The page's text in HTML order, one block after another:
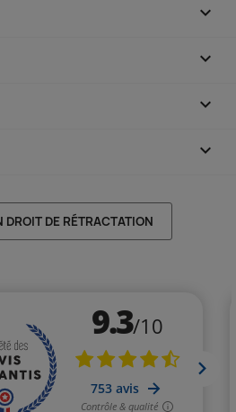



keyboard_arrow_down
DROIT DE RÉTRACTATION